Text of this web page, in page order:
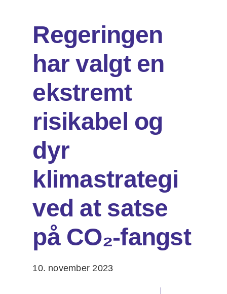
Om os
DA
efter:
Regeringen
har valgt en
ekstremt
risikabel og
dyr
klimastrategi
ved at satse
på CO₂-fangst
10. november 2023